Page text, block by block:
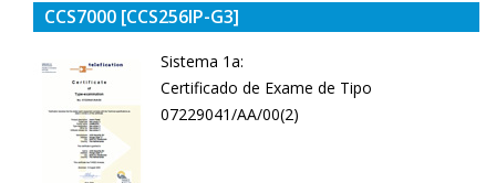
CCS7000 [CCS256IP-G3]
Sistema 1a:
Certificado de Exame de Tipo
07229041/AA/00(2)